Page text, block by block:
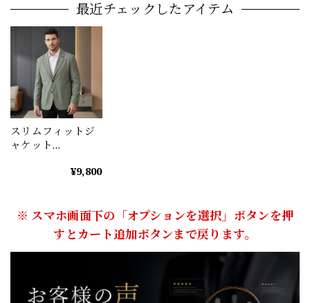
最近チェックしたアイテム
スリムフィットジ
ャケット
¥9,800
※ スマホ画面下の「オプションを選択」ボタンを押
すとカート追加ボタンまで戻ります。